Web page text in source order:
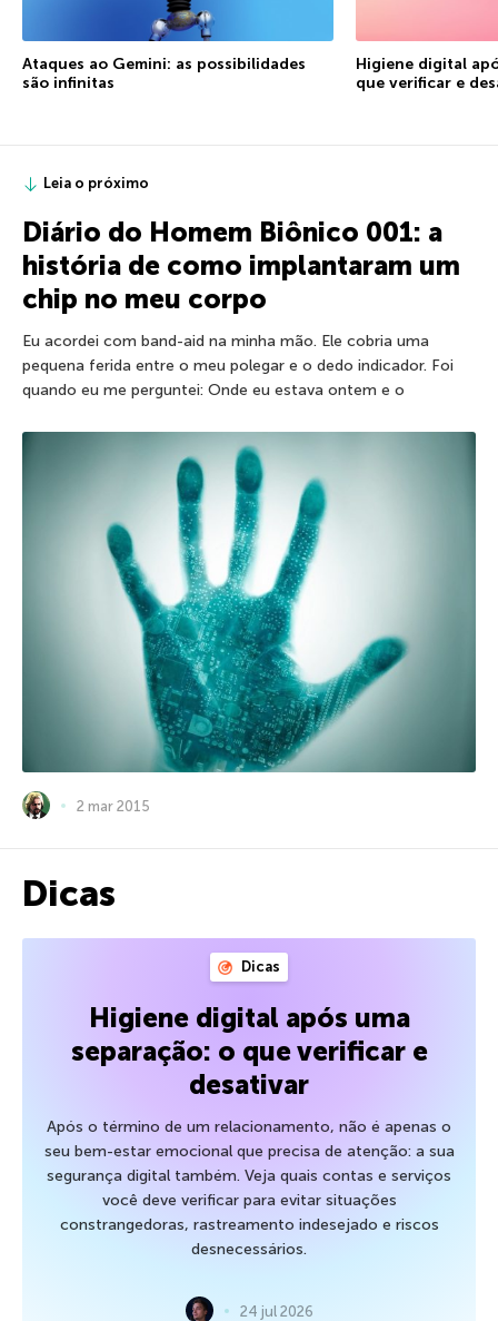
Ataques ao Gemini: as possibilidades
são infinitas
Higiene digital
que verificar e
Leia o próximo
Diário do Homem Biônico 001: a
história de como implantaram um
chip no meu corpo
Eu acordei com band-aid na minha mão. Ele cobria uma
pequena ferida entre o meu polegar e o dedo indicador. Foi
quando eu me perguntei: Onde eu estava ontem e o
2 mar 2015
Dicas
Dicas
Higiene digital após uma
separação: o que verificar e
desativar
Após o término de um relacionamento, não é apenas o
seu bem-estar emocional que precisa de atenção: a sua
segurança digital também. Veja quais contas e serviços
você deve verificar para evitar situações
constrangedoras, rastreamento indesejado e riscos
desnecessários.
24 jul 2026